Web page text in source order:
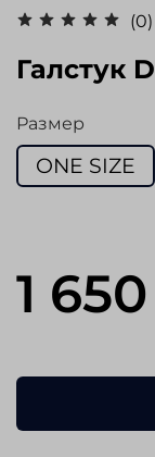
(0)
Галстук
Размер
ONE SIZE
1